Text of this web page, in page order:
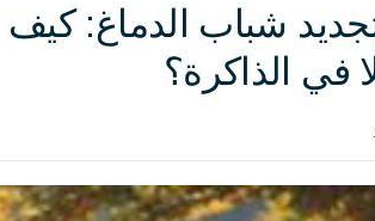
في الذاكرة؟